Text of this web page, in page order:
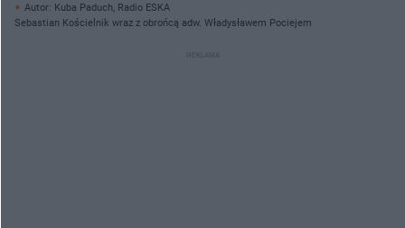
Autor: Kuba Paduch, Radio ESKA
Sebastian Kościelnik wraz z obrońcą adw. Władysławem Pociejem